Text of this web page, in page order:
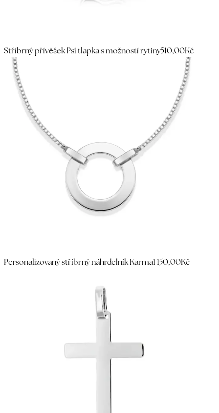
Stříbrný přívěšek Psí tlapka s možností rytiny510,00Kč
Personalizovaný stříbrný náhrdelník Karma1 150,00Kč